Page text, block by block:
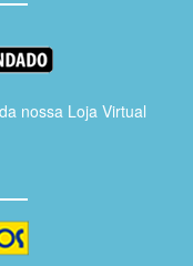
nossa Loja Virtual